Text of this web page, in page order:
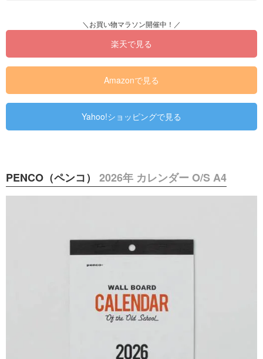
楽天で見る
Amazonで見る
Yahoo!ショッピングで見る
PENCO（ペンコ） 2026年 カレンダー O/S A4